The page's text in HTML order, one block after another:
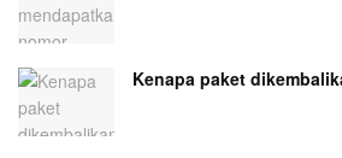
Kenapa paket